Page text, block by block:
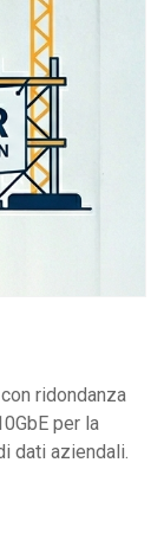
ridondanza
per la
dati aziendali.